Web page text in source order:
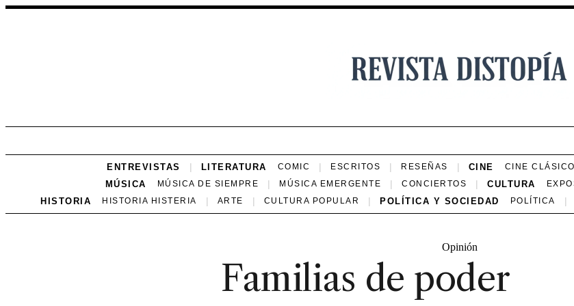
ENTREVISTAS LITERATURA COMIC ESCRITOS RESEÑAS CINE CINE CLÁSICO
MÚSICA MÚSICA DE SIEMPRE MÚSICA EMERGENTE CONCIERTOS CULTURA
HISTORIA HISTORIA HISTERIA ARTE CULTURA POPULAR POLÍTICA Y SOCIEDAD POLÍTICA
Opinión
Familias de poder